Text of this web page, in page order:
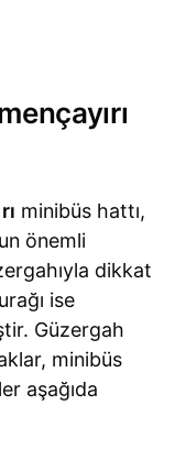
minibüs hattı,
önemli
dikkat
ise
Güzergah
minibüs
aşağıda